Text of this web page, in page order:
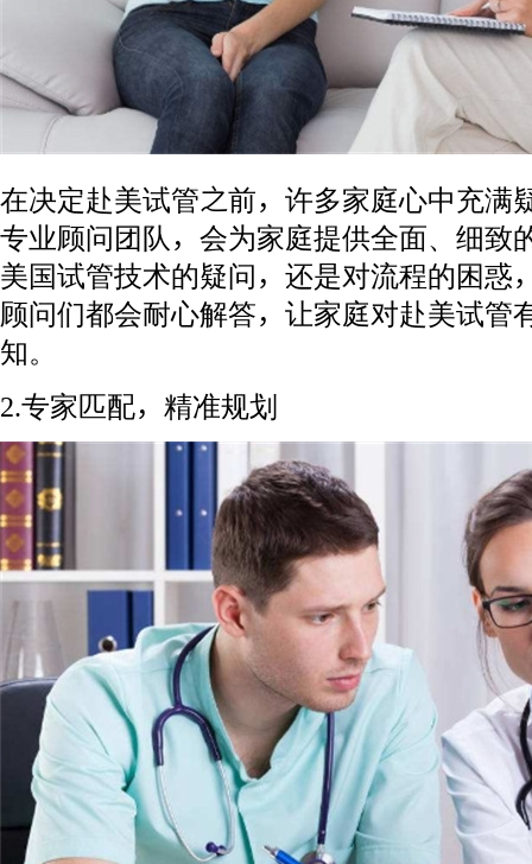
在决定赴美试管之前，许多家庭心中充满
专业顾问团队，会为家庭提供全面、细致
美国试管技术的疑问，还是对流程的困惑
顾问们都会耐心解答，让家庭对赴美试管
知。
2.专家匹配，精准规划